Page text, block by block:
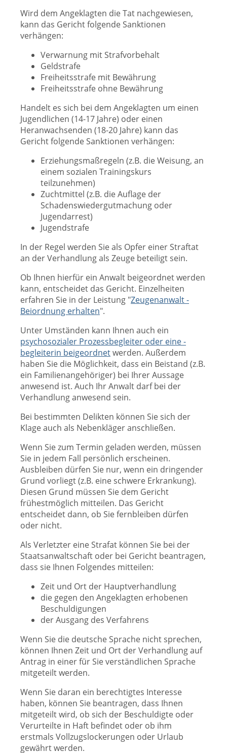
Wird dem Angeklagten die Tat nachgewiesen,
kann das Gericht folgende Sanktionen
verhängen:
Verwarnung mit Strafvorbehalt
Geldstrafe
Freiheitsstrafe mit Bewährung
Freiheitsstrafe ohne Bewährung
Handelt es sich bei dem Angeklagten um einen
Jugendlichen (14-17 Jahre) oder einen
Heranwachsenden (18-20 Jahre) kann das
Gericht folgende Sanktionen verhängen:
Erziehungsmaßregeln (z.B. die Weisung, an
einem sozialen Trainingskurs
teilzunehmen)
Zuchtmittel (z.B. die Auflage der
Schadenswiedergutmachung oder
Jugendarrest)
Jugendstrafe
In der Regel werden Sie als Opfer einer Straftat
an der Verhandlung als Zeuge beteiligt sein.
Ob Ihnen hierfür ein Anwalt beigeordnet werden
kann, entscheidet das Gericht. Einzelheiten
erfahren Sie in der Leistung "Zeugenanwalt -
Beiordnung erhalten".
Unter Umständen kann Ihnen auch ein
psychosozialer Prozessbegleiter oder eine -
begleiterin beigeordnetwerden. Außerdem
haben Sie die Möglichkeit, dass ein Beistand (z.B.
ein Familienangehöriger) bei Ihrer Aussage
anwesend ist. Auch Ihr Anwalt darf bei der
Verhandlung anwesend sein.
Bei bestimmten Delikten können Sie sich der
Klage auch als Nebenkläger anschließen.
Wenn Sie zum Termin geladen werden, müssen
Sie in jedem Fall persönlich erscheinen.
Ausbleiben dürfen Sie nur, wenn ein dringender
Grund vorliegt (z.B. eine schwere Erkrankung).
Diesen Grund müssen Sie dem Gericht
frühestmöglich mitteilen. Das Gericht
entscheidet dann, ob Sie fernbleiben dürfen
oder nicht.
Als Verletzter eine Strafat können Sie bei der
Staatsanwaltschaft oder bei Gericht beantragen,
dass sie Ihnen Folgendes mitteilen:
Zeit und Ort der Hauptverhandlung
die gegen den Angeklagten erhobenen
Beschuldigungen
der Ausgang des Verfahrens
Wenn Sie die deutsche Sprache nicht sprechen,
können Ihnen Zeit und Ort der Verhandlung auf
Antrag in einer für Sie verständlichen Sprache
mitgeteilt werden.
Wenn Sie daran ein berechtigtes Interesse
haben, können Sie beantragen, dass Ihnen
mitgeteilt wird, ob sich der Beschuldigte oder
Verurteilte in Haft befindet oder ob ihm
erstmals Vollzugslockerungen oder Urlaub
gewährt werden.